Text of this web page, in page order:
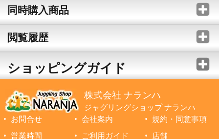
同時購入商品
閲覧履歴
ショッピングガイド
株式会社 ナランハ
ジャグリングショップ ナランハ
お問合せ
会社案内
規約・同意事項
営業時間
ご利用ガイド 店舗